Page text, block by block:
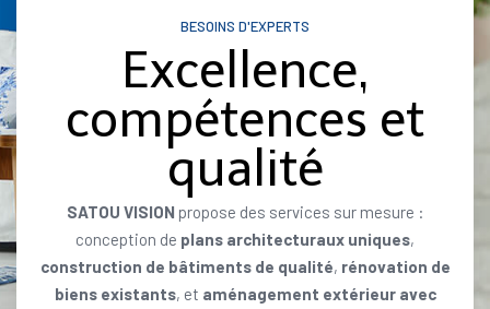
BESOINS D'EXPERTS
Excellence,
compétences et
qualité
SATOU VISION propose des services sur mesure :
conception de plans architecturaux uniques,
construction de bâtiments de qualité, rénovation de
biens existants, et aménagement extérieur avec